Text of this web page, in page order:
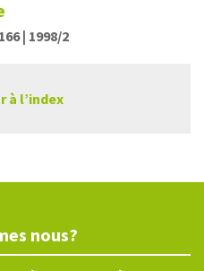
166 | 1998/2
à l’index
nous?